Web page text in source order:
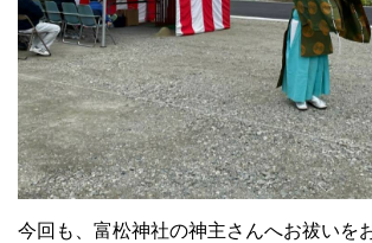
今回も、富松神社の神主さんへお祓いを